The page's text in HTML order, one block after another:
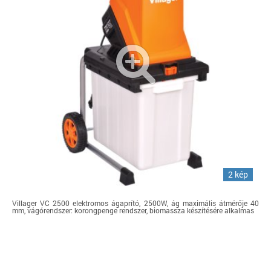
2 kép
Villager VC 2500 elektromos ágaprító, 2500W, ág maximális átmérője 40
mm, vágórendszer: korongpenge rendszer, biomassza készítésére alkalmas